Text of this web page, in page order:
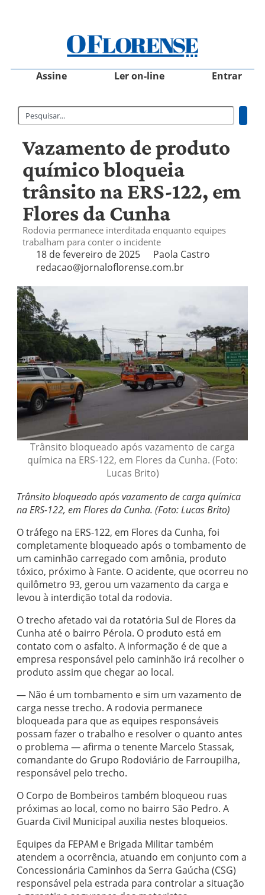
Assine Ler on-line Entrar
Vazamento de produto
químico bloqueia
trânsito na ERS-122, em
Flores da Cunha
Rodovia permanece interditada enquanto equipes
trabalham para conter o incidente
18 de fevereiro de 2025
Paola Castro
redacao@jornaloflorense.com.br
Trânsito bloqueado após vazamento de carga
química na ERS-122, em Flores da Cunha. (Foto:
Lucas Brito)
Trânsito bloqueado após vazamento de carga química
na ERS-122, em Flores da Cunha. (Foto: Lucas Brito)
O tráfego na ERS-122, em Flores da Cunha, foi
completamente bloqueado após o tombamento de
um caminhão carregado com amônia, produto
tóxico, próximo à Fante. O acidente, que ocorreu no
quilômetro 93, gerou um vazamento da carga e
levou à interdição total da rodovia.
O trecho afetado vai da rotatória Sul de Flores da
Cunha até o bairro Pérola. O produto está em
contato com o asfalto. A informação é de que a
empresa responsável pelo caminhão irá recolher o
produto assim que chegar ao local.
— Não é um tombamento e sim um vazamento de
carga nesse trecho. A rodovia permanece
bloqueada para que as equipes responsáveis
possam fazer o trabalho e resolver o quanto antes
o problema — afirma o tenente Marcelo Stassak,
comandante do Grupo Rodoviário de Farroupilha,
responsável pelo trecho.
O Corpo de Bombeiros também bloqueou ruas
próximas ao local, como no bairro São Pedro. A
Guarda Civil Municipal auxilia nestes bloqueios.
Equipes da FEPAM e Brigada Militar também
atendem a ocorrência, atuando em conjunto com a
Concessionária Caminhos da Serra Gaúcha (CSG)
responsável pela estrada para controlar a situação